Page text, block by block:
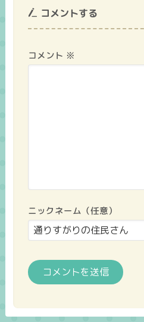
コメントする
コメント ※
ニックネーム（任意）